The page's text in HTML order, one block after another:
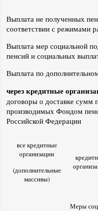
Выплата не полученных
соответствии с режимами
Выплата мер социальной
пенсий и социальных
Выплата по
через кредитные
договоры о доставке
производимых Фондом
Российской Федерации
все кредитные
организации
(дополнительные
массивы)
Меры